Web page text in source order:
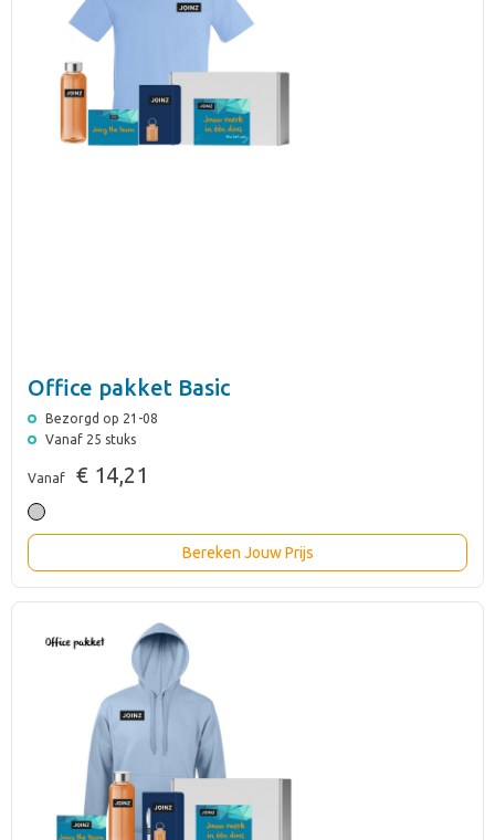
Office pakket Basic
Bezorgd op 21-08
Vanaf 25 stuks
Vanaf € 14,21
Bereken Jouw Prijs